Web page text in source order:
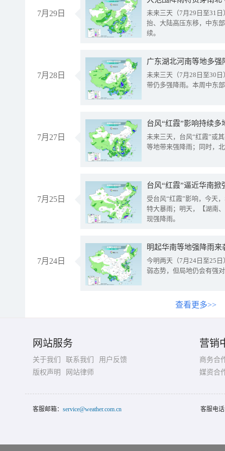
7月29日
未来三天（7月29日至31
抬、大陆高压东移，中东
续。
7月28日
广东湖北河南等地多
未来三天（7月28日至30
带仍多强降雨。本周中东
7月27日
台风“红霞”影响持续
未来三天，台风“红霞”或
等地带来强降雨；同时，
7月25日
台风“红霞”逼近华南
受台风“红霞”影响，今天
特大暴雨；明天，【湖南
现强降雨。
7月24日
明起华南等地强降雨
今明两天（7月24日至25
弱态势，但局地仍会有强
查看更多>>
网站服务
关于我们 联系我们
用户反馈
版权声明
网站律师
营销
商务合
媒资合
客服邮箱： service@weather.com.cn 客服电